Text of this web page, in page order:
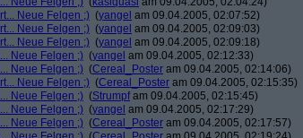
Neue Felgen ;) (yangel am 09.04.2005, 02:07:52)
Neue Felgen ;) (yangel am 09.04.2005, 02:09:03)
Neue Felgen ;) (yangel am 09.04.2005, 02:09:18)
Neue Felgen ;) (yangel am 09.04.2005, 02:12:33)
Neue Felgen ;) (Cereal_Poster am 09.04.2005, 02:14:06)
Neue Felgen ;) (Cereal_Poster am 09.04.2005, 02:15:35)
Neue Felgen ;) (Strumpfam 09.04.2005, 02:15:45)
Neue Felgen ;) (yangel am 09.04.2005, 02:17:29)
Neue Felgen ;) (Cereal_Poster am 09.04.2005, 02:17:57)